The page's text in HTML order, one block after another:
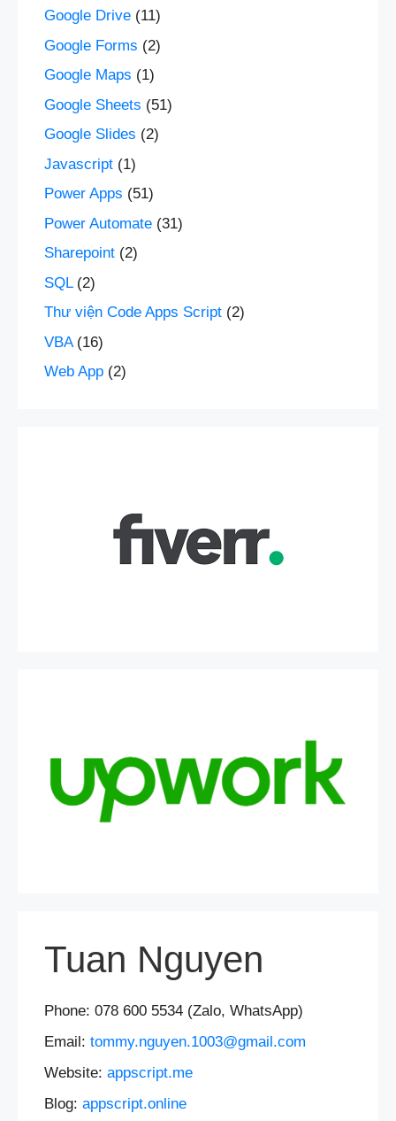
Google Drive (11)
Google Forms (2)
Google Maps (1)
Google Sheets (51)
Google Slides (2)
Javascript (1)
Power Apps (51)
Power Automate (31)
Sharepoint (2)
SQL(2)
Thư viện Code Apps Script (2)
VBA(16)
Web App (2)
Tuan Nguyen
Phone: 078 600 5534 (Zalo, WhatsApp)
Email: tommy.nguyen.1003@gmail.com
Website: appscript.me
Blog: appscript.online